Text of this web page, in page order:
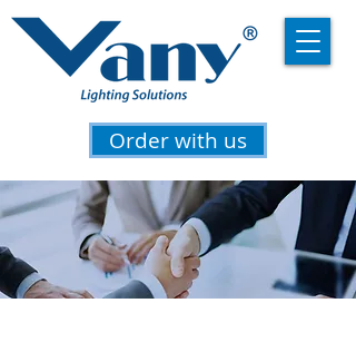
Order with us